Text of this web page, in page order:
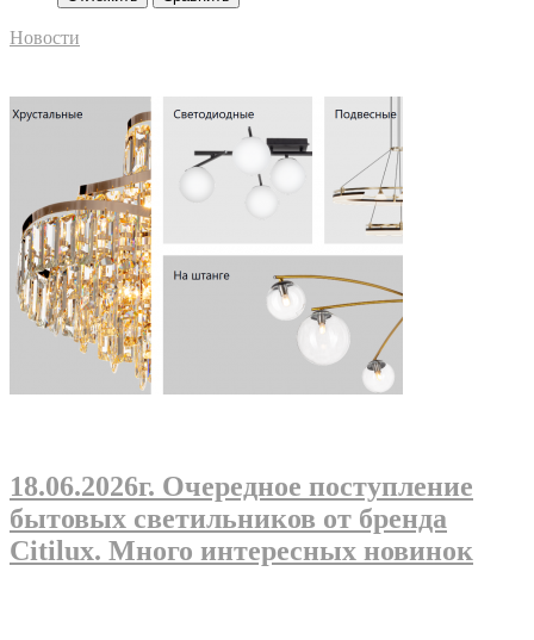
Новости
18.06.2026г. Очередное поступление
бытовых светильников от бренда
Citilux. Много интересных новинок